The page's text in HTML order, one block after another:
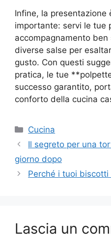
Infine, la presentazione
importante: servi le tue
accompagnamento
diverse salse per
gusto. Con questi
pratica, le tue
successo garantito,
conforto della cucina
Categorie
Cucina
Il segreto per una
giorno dopo
Perché i tuoi
Lascia un